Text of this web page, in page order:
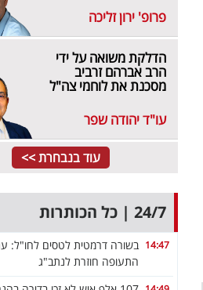
פרופ' ירון זליכה
הדלקת משואה על ידי
הרב אברהם זרביב
מסכנת את לוחמי צה"ל
עו"ד יהודה שפר
עוד בנבחרת >>
24/7 | כל הכותרות
14:47 בשורה דרמטית לטסים לחו"ל:
התעופה חוזרת לנתב"ג